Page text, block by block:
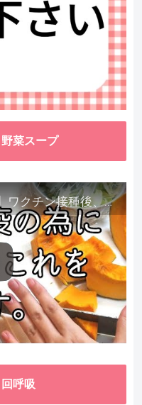
菜スープ
【身体はなんでも知ってる】ワクチン接種後、異常に食べたくなった野菜が細胞回復に貢献してくれました。
呼吸